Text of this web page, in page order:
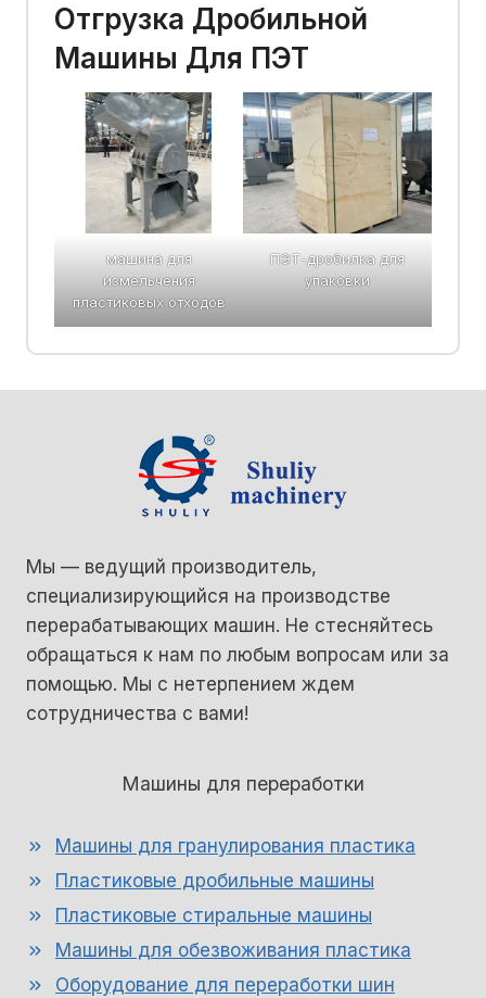
Отгрузка Дробильной
Машины Для ПЭТ
машина для
измельчения
пластиковых отходов
ПЭТ-дробилка для
упаковки
Мы — ведущий производитель,
специализирующийся на производстве
перерабатывающих машин. Не стесняйтесь
обращаться к нам по любым вопросам или за
помощью. Мы с нетерпением ждем
сотрудничества с вами!
Машины для переработки
Машины для гранулирования пластика
Пластиковые дробильные машины
Пластиковые стиральные машины
Машины для обезвоживания пластика
Оборудование для переработки шин